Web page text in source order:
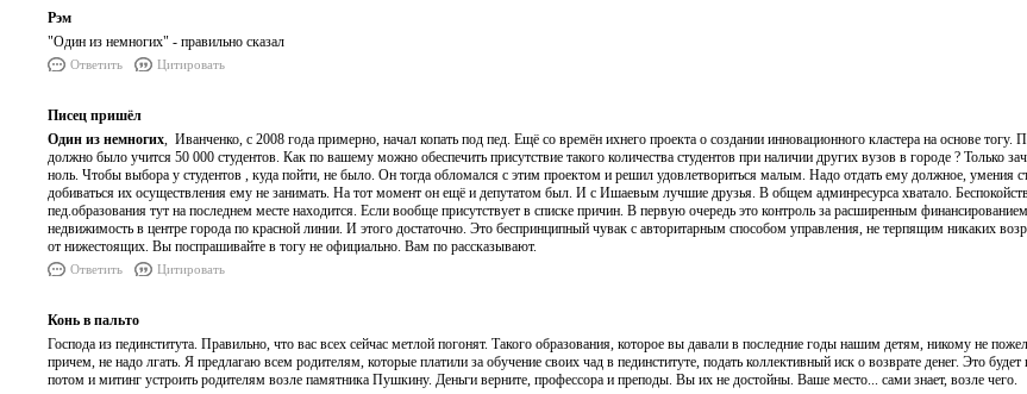
Рэм
"Один из немногих" - правильно сказал
Ответить Цитировать
Писец пришёл
Один из немногих, Иванченко, с 2008 года примерно, начал копать под пед. Ещё со времён ихнего проекта о создании инновационного кластера на основе тогу.
должно было учится 50 000 студентов. Как по вашему можно обеспечить присутствие такого количества студентов при наличии других вузов в городе ? Только
ноль. Чтобы выбора у студентов , куда пойти, не было. Он тогда обломался с этим проектом и решил удовлетвориться малым. Надо отдать ему должное, умения
добиваться их осуществления ему не занимать. На тот момент он ещё и депутатом был. И с Ишаевым лучшие друзья. В общем админресурса хватало.
пед.образования тут на последнем месте находится. Если вообще присутствует в списке причин. В первую очередь это контроль за расширенным
недвижимость в центре города по красной линии. И этого достаточно. Это беспринципный чувак с авторитарным способом управления, не терпящим никаких
от нижестоящих. Вы поспрашивайте в тогу не официально. Вам по рассказывают.
Ответить Цитировать
Конь в пальто
Господа из пединститута. Правильно, что вас всех сейчас метлой погонят. Такого образования, которое вы давали в последние годы нашим детям, никому не
причем, не надо лгать. Я предлагаю всем родителям, которые платили за обучение своих чад в пединституте, подать коллективный иск о возврате денег. Это
потом и митинг устроить родителям возле памятника Пушкину. Деньги верните, профессора и преподы. Вы их не достойны. Ваше место... сами знает, возле чего.